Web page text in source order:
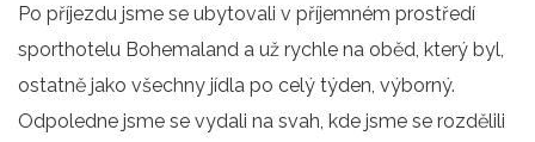
Po příjezdu jsme se ubytovali v příjemném prostředí
sporthotelu Bohemaland a už rychle na oběd, který byl,
ostatně jako všechny jídla po celý týden, výborný.
Odpoledne jsme se vydali na svah, kde jsme se rozdělili